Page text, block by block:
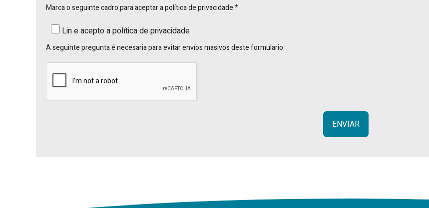
Marca o seguinte cadro para aceptar a política de privacidade *
Lin e acepto a política de privacidade
A seguinte pregunta é necesaria para evitar envíos masivos deste formulario